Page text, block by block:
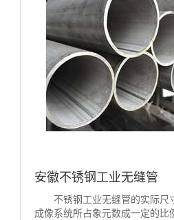
安徽不锈钢工业无缝管
不锈钢工业无缝管的实际尺
成像系统所占象元数成一定的比